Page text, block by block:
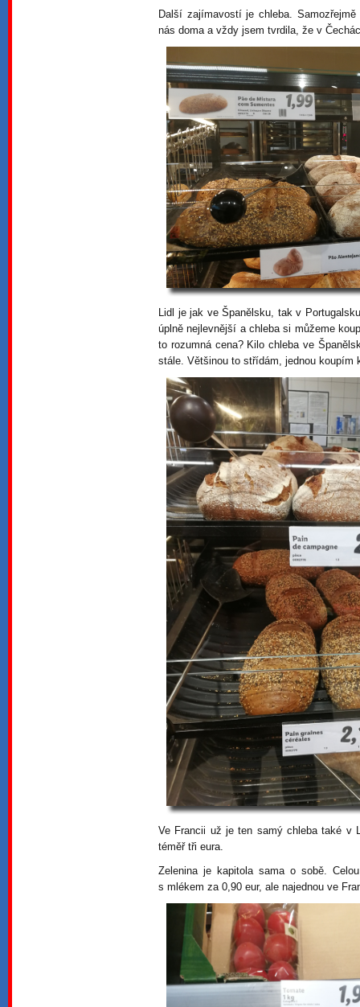
Další zajímavostí je chleba.
nás doma a vždy jsem tvrdila, že v
Lidl je jak ve Španělsku, tak v
úplně nejlevnější a chleba si můžeme
to rozumná cena? Kilo chleba ve
stále. Většinou to střídám, jednou
Ve Francii už je ten samý chleba také v
téměř tři eura.
Zelenina je kapitola sama o sobě.
s mlékem za 0,90 eur, ale najednou ve